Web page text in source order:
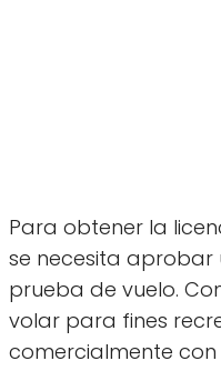
Para obtener la
se necesita aprobar
prueba de vuelo.
volar para fines
comercialmente con